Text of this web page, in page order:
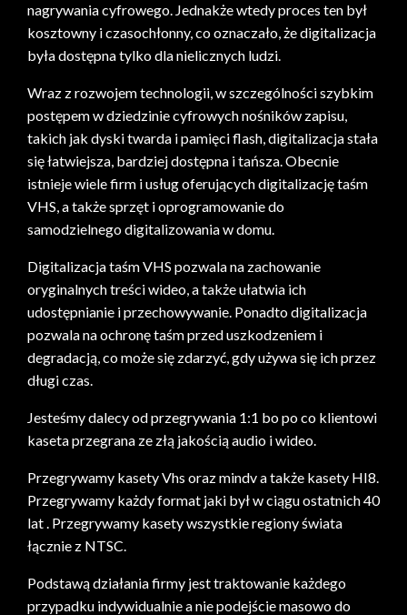
nagrywania cyfrowego. Jednakże wtedy proces ten był
kosztowny i czasochłonny, co oznaczało, że digitalizacja
była dostępna tylko dla nielicznych ludzi.
Wraz z rozwojem technologii, w szczególności szybkim
postępem w dziedzinie cyfrowych nośników zapisu,
takich jak dyski twarda i pamięci flash, digitalizacja stała
się łatwiejsza, bardziej dostępna i tańsza. Obecnie
istnieje wiele firm i usług oferujących digitalizację taśm
VHS, a także sprzęt i oprogramowanie do
samodzielnego digitalizowania w domu.
Digitalizacja taśm VHS pozwala na zachowanie
oryginalnych treści wideo, a także ułatwia ich
udostępnianie i przechowywanie. Ponadto digitalizacja
pozwala na ochronę taśm przed uszkodzeniem i
degradacją, co może się zdarzyć, gdy używa się ich przez
długi czas.
Jesteśmy dalecy od przegrywania 1:1 bo po co klientowi
kaseta przegrana ze złą jakością audio i wideo.
Przegrywamy kasety Vhs oraz mindv a także kasety HI8.
Przegrywamy każdy format jaki był w ciągu ostatnich 40
lat . Przegrywamy kasety wszystkie regiony świata
łącznie z NTSC.
Podstawą działania firmy jest traktowanie każdego
przypadku indywidualnie a nie podejście masowo do